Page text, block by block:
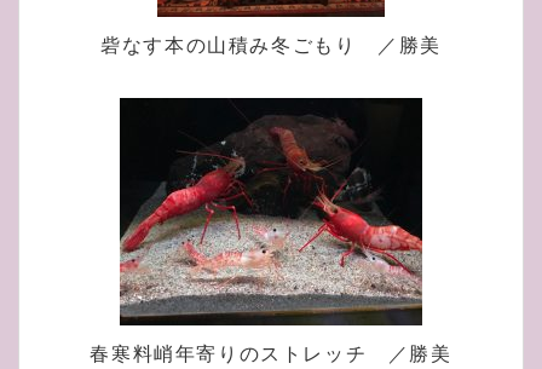
砦なす本の山積み冬ごもり ／勝美
春寒料峭年寄りのストレッチ ／勝美